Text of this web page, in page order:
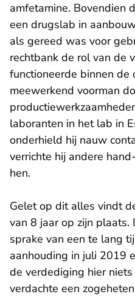
amfetamine. Bovendien
een drugslab in
als gereed was voor
rechtbank de rol van de
functioneerde binnen de
meewerkend voorman
laboranten in het lab in
onderhield hij nauw
verrichte hij andere
hen.
Gelet op dit alles vindt
van 8 jaar op zijn plaats.
sprake van een te lang
aanhouding in juli 2019
de verdediging hier
verdachte een